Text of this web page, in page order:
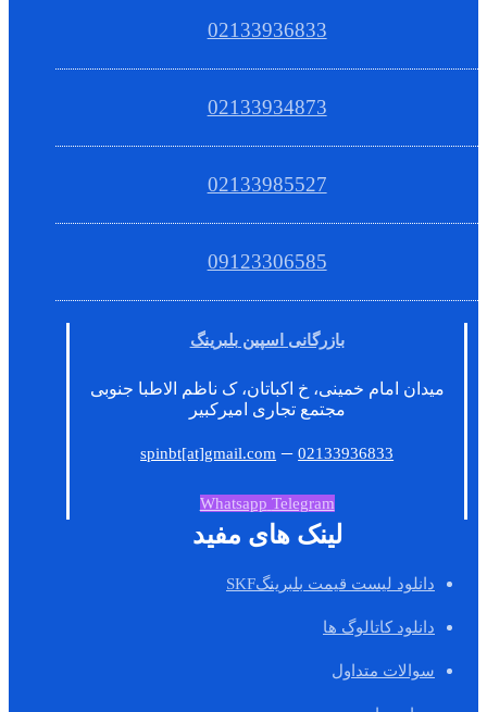
02133936833
02133934873
02133985527
09123306585
بازرگانی اسپین بلبرینگ
میدان امام خمینی، خ اکباتان، ک ناظم الاطبا جنوبی
مجتمع تجاری امیرکبیر
spinbt[at]gmail.com –02133936833
Whatsapp Telegram
لینک های مفید
دانلود لیست قیمت بلبرینگSKF
دانلود کاتالوگ ها
سوالات متداول